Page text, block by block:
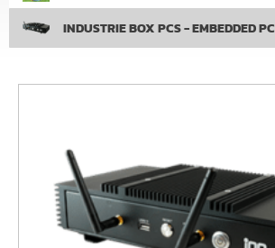
INDUSTRIE BOX PCS - EMBEDDED PC